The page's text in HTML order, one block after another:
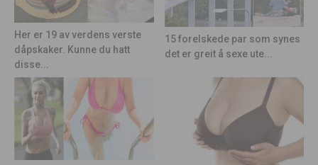
Her er 19 av verdens verste
dåpskaker. Kunne du hatt
disse...
15 forelskede par som synes
det er greit å sexe ute...